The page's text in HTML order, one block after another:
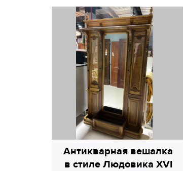
Антикварная вешалка
в стиле Людовика XVI